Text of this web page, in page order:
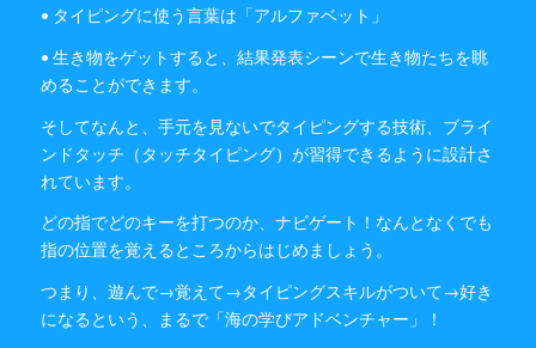
• タイピングに使う言葉は「アルファベット」
• 生き物をゲットすると、結果発表シーンで生き物たちを眺
めることができます。
そしてなんと、手元を見ないでタイピングする技術、ブライ
ンドタッチ（タッチタイピング）が習得できるように設計さ
れています。
どの指でどのキーを打つのか、ナビゲート！なんとなくでも
指の位置を覚えるところからはじめましょう。
つまり、遊んで→覚えて→タイピングスキルがついて→好き
になるという、まるで「海の学びアドベンチャー」！